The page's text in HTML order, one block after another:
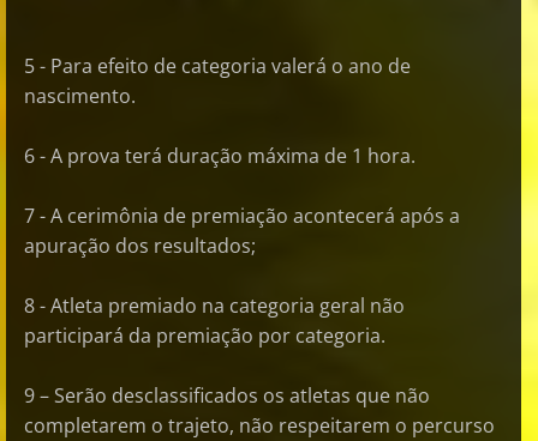
5 - Para efeito de categoria valerá o ano de
nascimento.
6 - A prova terá duração máxima de 1 hora.
7 - A cerimônia de premiação acontecerá após a
apuração dos resultados;
8 - Atleta premiado na categoria geral não
participará da premiação por categoria.
9 – Serão desclassificados os atletas que não
completarem o trajeto, não respeitarem o percurso